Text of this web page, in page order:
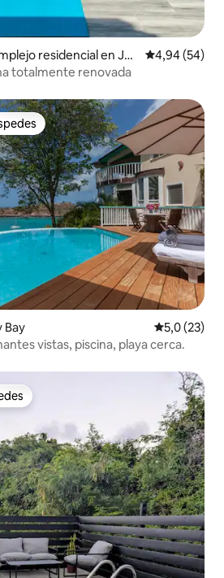
residencial en Joll
Calificación
4,94 (54)
totalmente renovada
más destacados
Bay Calificación
5,0 (23)
vistas, piscina, playa cerca.